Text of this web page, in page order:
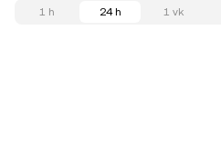
1 h 24 h 1 vk